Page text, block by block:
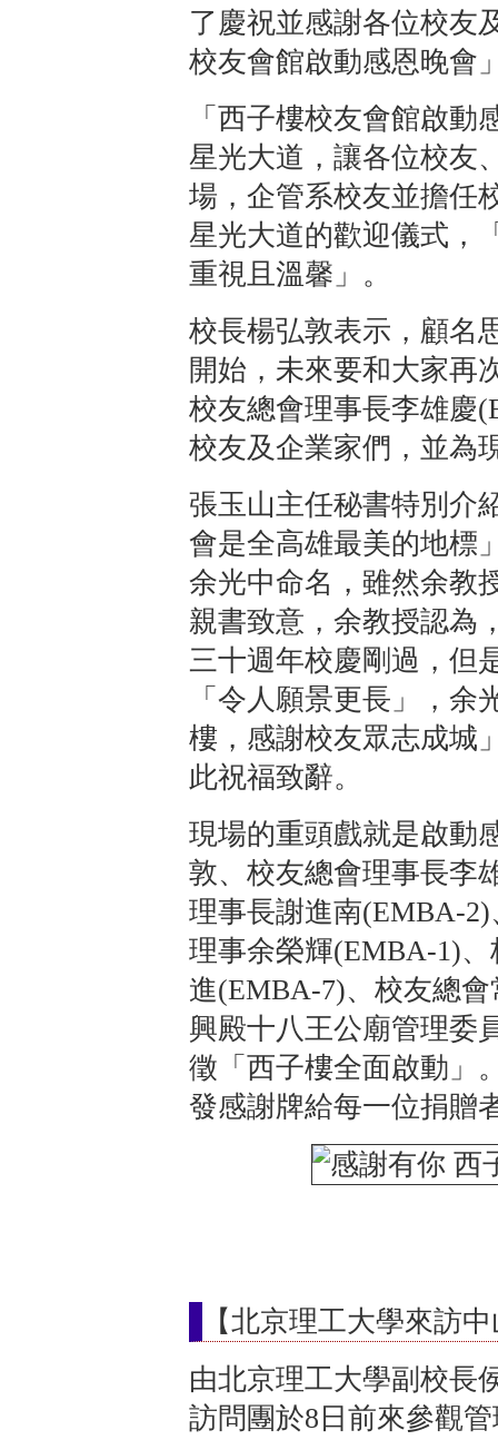
了慶祝並感謝各位校友
校友會館啟動感恩晚會
「西子樓校友會館啟
星光大道，讓各位校友
場，企管系校友並擔任
星光大道的歡迎儀式，
重視且溫馨」。
校長楊弘敦表示，顧名
開始，未來要和大家再
校友總會理事長李雄慶
校友及企業家們，並為
張玉山主任秘書特別介
會是全高雄最美的地標
余光中命名，雖然余教
親書致意，余教授認為
三十週年校慶剛過，但
「令人願景更長」，
樓，感謝校友眾志成城
此祝福致辭。
現場的重頭戲就是啟動
敦、校友總會理事長李
理事長謝進南(EMBA-
理事余榮輝(EMBA-1)
進(EMBA-7)、校友總
興殿十八王公廟管理委
徵「西子樓全面啟動」
發感謝牌給每一位捐贈
【北京理工大學來訪
由北京理工大學副校長
訪問團於8日前來參觀